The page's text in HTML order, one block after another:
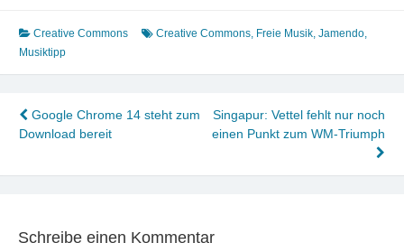
Creative Commons Creative Commons, Freie Musik, Jamendo,
Musiktipp
Beitragsnavigation
Google Chrome 14 steht zum
Download bereit
Singapur: Vettel fehlt nur noch
einen Punkt zum WM-Triumph
Schreibe einen Kommentar